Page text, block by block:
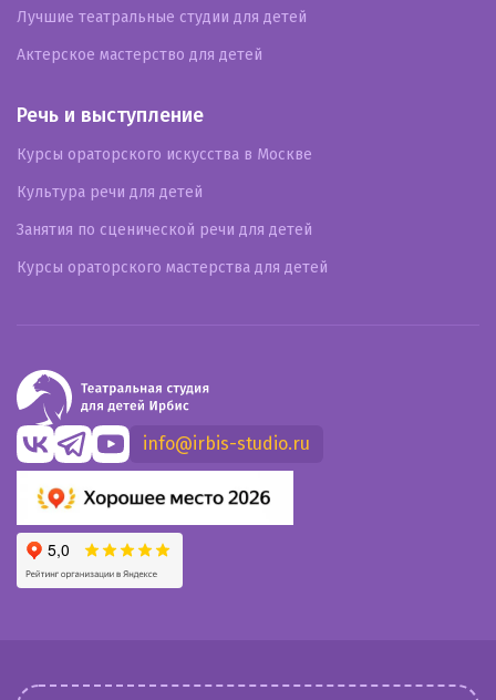
Лучшие театральные студии для детей
Актерское мастерство для детей
Речь и выступление
Курсы ораторского искусства в Москве
Культура речи для детей
Занятия по сценической речи для детей
Курсы ораторского мастерства для детей
info@irbis-studio.ru